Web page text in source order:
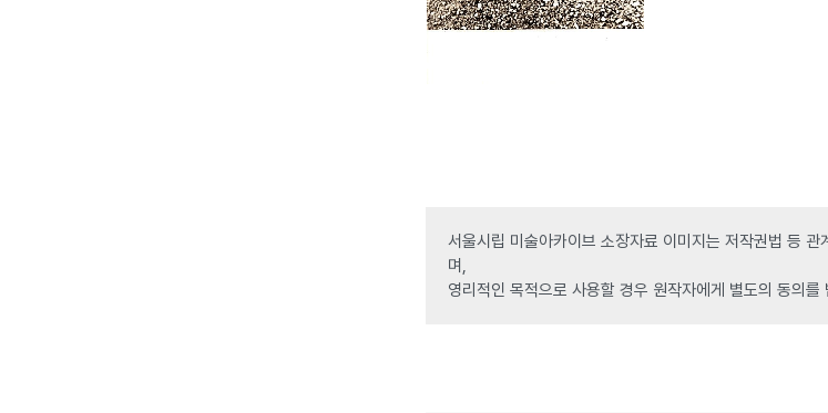
서울시립 미술아카이브 소장자료 이미지는 저작권법 등
며,
영리적인 목적으로 사용할 경우 원작자에게 별도의 동의를